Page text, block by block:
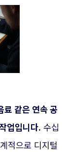
료 같은 연속 공
업입니다. 수십
적으로 디지털